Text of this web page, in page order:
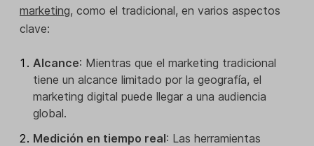
marketing, como el tradicional, en varios aspectos
clave:
Alcance: Mientras que el marketing tradicional
tiene un alcance limitado por la geografía, el
marketing digital puede llegar a una audiencia
global.
Medición en tiempo real: Las herramientas